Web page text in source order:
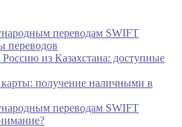
переводам SWIFT
переводов
из Казахстана: доступные
получение наличными в
переводам SWIFT